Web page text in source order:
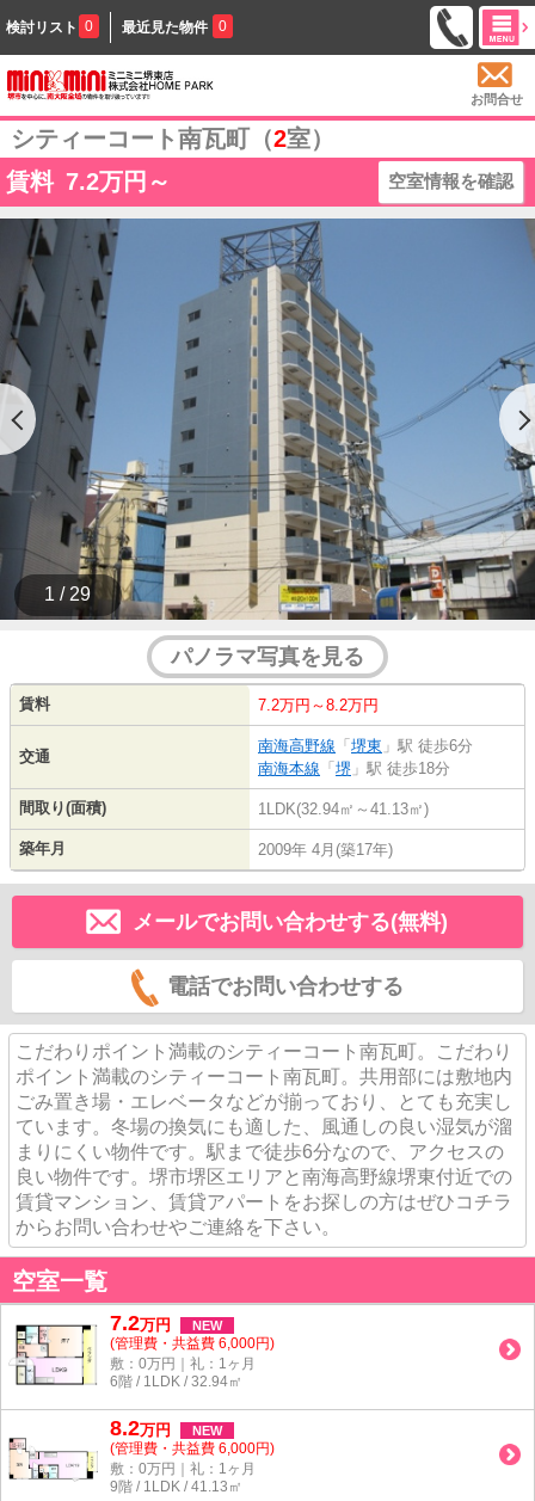
検討リスト 0 最近見た物件 0
お問合せ
シティーコート南瓦町（2室）
賃料 7.2万円～ 空室情報を確認
1 / 29
パノラマ写真を見る
賃料 7.2万円～8.2万円
交通
南海高野線 「 堺東 」駅 徒歩6分
南海本線 「 堺 」駅 徒歩18分
間取り(面積) 1LDK(32.94㎡～41.13㎡)
築年月 2009年 4月(築17年)
メールでお問い合わせする(無料)
電話でお問い合わせする
こだわりポイント満載のシティーコート南瓦町。こだわり
ポイント満載のシティーコート南瓦町。共用部には敷地内
ごみ置き場・エレベータなどが揃っており、とても充実し
ています。冬場の換気にも適した、風通しの良い湿気が溜
まりにくい物件です。駅まで徒歩6分なので、アクセスの
良い物件です。堺市堺区エリアと南海高野線堺東付近での
賃貸マンション、賃貸アパートをお探しの方はぜひコチラ
からお問い合わせやご連絡を下さい。
空室一覧
7.2万円 NEW
(管理費・共益費 6,000円)
敷：0万円｜礼：1ヶ月
6階 / 1LDK / 32.94㎡
8.2万円 NEW
(管理費・共益費 6,000円)
敷：0万円｜礼：1ヶ月
9階 / 1LDK / 41.13㎡